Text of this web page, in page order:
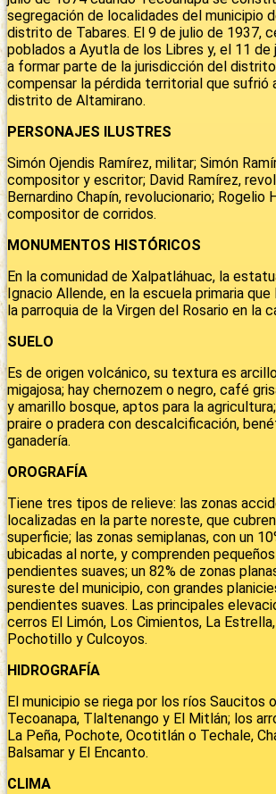
segregación de localidades del municipio
distrito de Tabares. El 9 de julio de 1937,
poblados a Ayutla de los Libres y, el 11 de
a formar parte de la jurisdicción del
compensar la pérdida territorial que sufrió
distrito de Altamirano.
PERSONAJES ILUSTRES
Simón Ojendis Ramírez, militar; Simón
compositor y escritor; David Ramírez,
Bernardino Chapín, revolucionario; Rogelio
compositor de corridos.
MONUMENTOS HISTÓRICOS
En la comunidad de Xalpatláhuac, la
Ignacio Allende, en la escuela primaria
la parroquia de la Virgen del Rosario en la
SUELO
Es de origen volcánico, su textura es
migajosa; hay chernozem o negro, café
y amarillo bosque, aptos para la
praire o pradera con descalcificación,
ganadería.
OROGRAFÍA
Tiene tres tipos de relieve: las zonas
localizadas en la parte noreste, que
superficie; las zonas semiplanas, con un
ubicadas al norte, y comprenden
pendientes suaves; un 82% de zonas
sureste del municipio, con grandes
pendientes suaves. Las principales
cerros El Limón, Los Cimientos, La
Pochotillo y Culcoyos.
HIDROGRAFÍA
El municipio se riega por los ríos Saucitos
Tecoanapa, Tlaltenango y El Mitlán; los
La Peña, Pochote, Ocotitlán o Techale,
Balsamar y El Encanto.
CLIMA